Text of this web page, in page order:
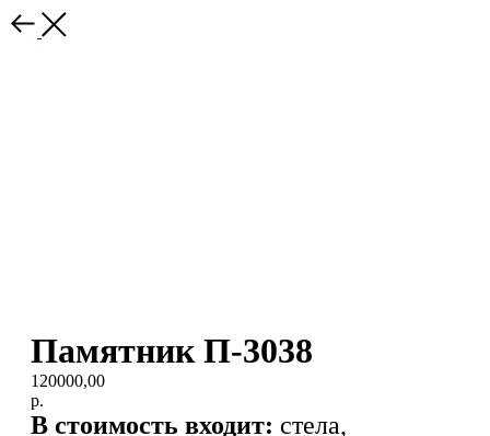
Памятник П-3038
120000,00
р.
В стоимость входит: стела,